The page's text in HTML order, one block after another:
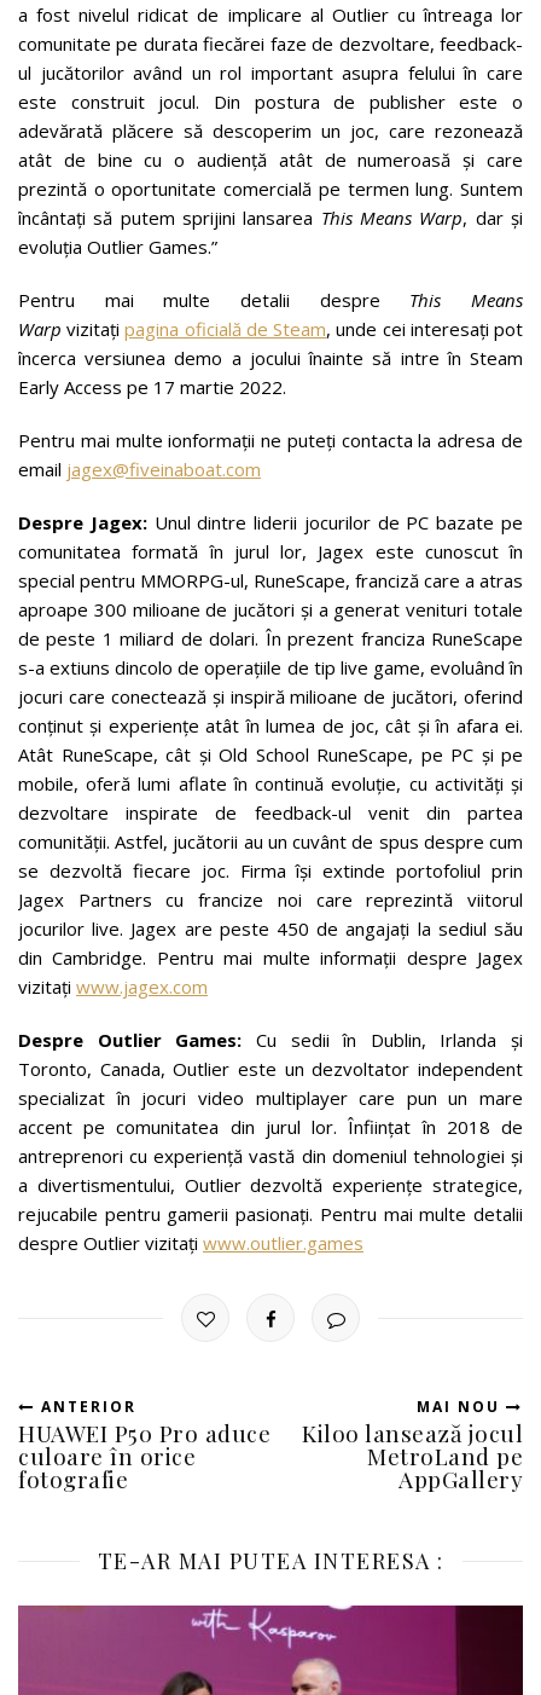
a fost nivelul ridicat de implicare al Outlier cu întreaga lor
comunitate pe durata fiecărei faze de dezvoltare, feedback-
ul jucătorilor având un rol important asupra felului în care
este construit jocul. Din postura de publisher este o
adevărată plăcere să descoperim un joc, care rezonează
atât de bine cu o audiență atât de numeroasă și care
prezintă o oportunitate comercială pe termen lung. Suntem
încântați să putem sprijini lansarea This Means Warp, dar și
evoluția Outlier Games.”
Pentru mai multe detalii despre This Means
Warpvizitațipagina oficială de Steam, unde cei interesați pot
încerca versiunea demo a jocului înainte să intre în Steam
Early Access pe 17 martie 2022.
Pentru mai multe ionformații ne puteți contacta la adresa de
email jagex@fiveinaboat.com
Despre Jagex: Unul dintre liderii jocurilor de PC bazate pe
comunitatea formată în jurul lor, Jagex este cunoscut în
special pentru MMORPG-ul, RuneScape, franciză care a atras
aproape 300 milioane de jucători și a generat venituri totale
de peste 1 miliard de dolari. În prezent franciza RuneScape
s-a extiuns dincolo de operațiile de tip live game, evoluând în
jocuri care conectează și inspiră milioane de jucători, oferind
conținut și experiențe atât în lumea de joc, cât și în afara ei.
Atât RuneScape, cât și Old School RuneScape, pe PC și pe
mobile, oferă lumi aflate în continuă evoluție, cu activități și
dezvoltare inspirate de feedback-ul venit din partea
comunității. Astfel, jucătorii au un cuvânt de spus despre cum
se dezvoltă fiecare joc. Firma își extinde portofoliul prin
Jagex Partners cu francize noi care reprezintă viitorul
jocurilor live. Jagex are peste 450 de angajați la sediul său
din Cambridge. Pentru mai multe informații despre Jagex
vizitați www.jagex.com
Despre Outlier Games: Cu sedii în Dublin, Irlanda și
Toronto, Canada, Outlier este un dezvoltator independent
specializat în jocuri video multiplayer care pun un mare
accent pe comunitatea din jurul lor. Înființat în 2018 de
antreprenori cu experiență vastă din domeniul tehnologiei și
a divertismentului, Outlier dezvoltă experiențe strategice,
rejucabile pentru gamerii pasionați. Pentru mai multe detalii
despre Outlier vizitați www.outlier.games
ANTERIOR
HUAWEI P50 Pro aduce
culoare în orice
fotografie
MAI NOU
Kiloo lansează jocul
MetroLand pe
AppGallery
TE-AR MAI PUTEA INTERESA :